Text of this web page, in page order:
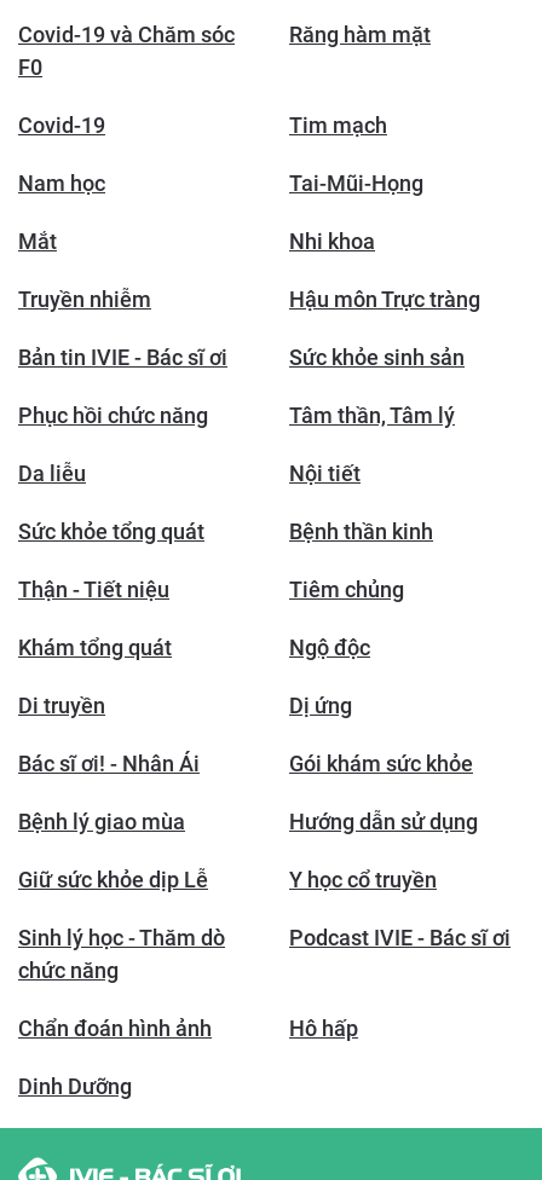
Covid-19 và Chăm sóc
F0
Răng hàm mặt
Covid-19 Tim mạch
Nam học Tai-Mũi-Họng
Mắt Nhi khoa
Truyền nhiễm Hậu môn Trực tràng
Bản tin IVIE - Bác sĩ ơi Sức khỏe sinh sản
Phục hồi chức năng Tâm thần, Tâm lý
Da liễu Nội tiết
Sức khỏe tổng quát Bệnh thần kinh
Thận - Tiết niệu Tiêm chủng
Khám tổng quát Ngộ độc
Di truyền Dị ứng
Bác sĩ ơi! - Nhân Ái Gói khám sức khỏe
Bệnh lý giao mùa Hướng dẫn sử dụng
Giữ sức khỏe dịp Lễ Y học cổ truyền
Sinh lý học - Thăm dò
chức năng
Podcast IVIE - Bác sĩ ơi
Chẩn đoán hình ảnh Hô hấp
Dinh Dưỡng